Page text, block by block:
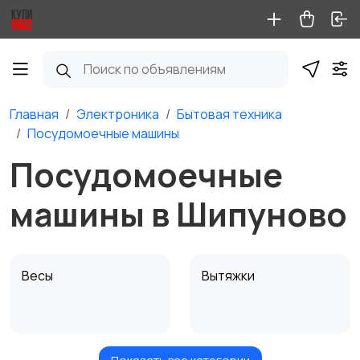
Главная Электроника
Бытовая техника
Посудомоечные машины
Посудомоечные
машины в Шипуново
Весы Вытяжки